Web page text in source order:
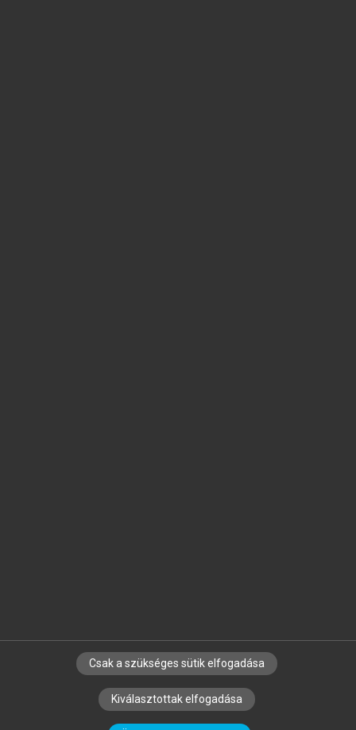
SZERZŐKNEK CÉGEKNEK KÖNYVTÁROSOKNAK
SZERKESZTÉSI ÉS LEKTORÁLÁSI ALAPELVEK
Csak a szükséges sütik elfogadása
Kiválasztottak elfogadása